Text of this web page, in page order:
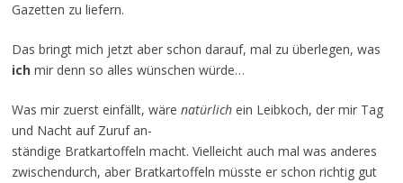
Gazetten zu liefern.
Das bringt mich jetzt aber schon darauf, mal zu überlegen, was
ichmir denn so alles wünschen würde…
Was mir zuerst einfällt, wäre natürlichein Leibkoch, der mir Tag
und Nacht auf Zuruf an-
ständige Bratkartoffeln macht. Vielleicht auch mal was anderes
zwischendurch, aber Bratkartoffeln müsste er schon richtig gut